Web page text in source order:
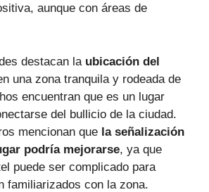
aunque con áreas de
destacan la ubicación del
una zona tranquila y rodeada de
encuentran que es un lugar
del bullicio de la ciudad.
mencionan que la señalización
podría mejorarse, ya que
puede ser complicado para
familiarizados con la zona.